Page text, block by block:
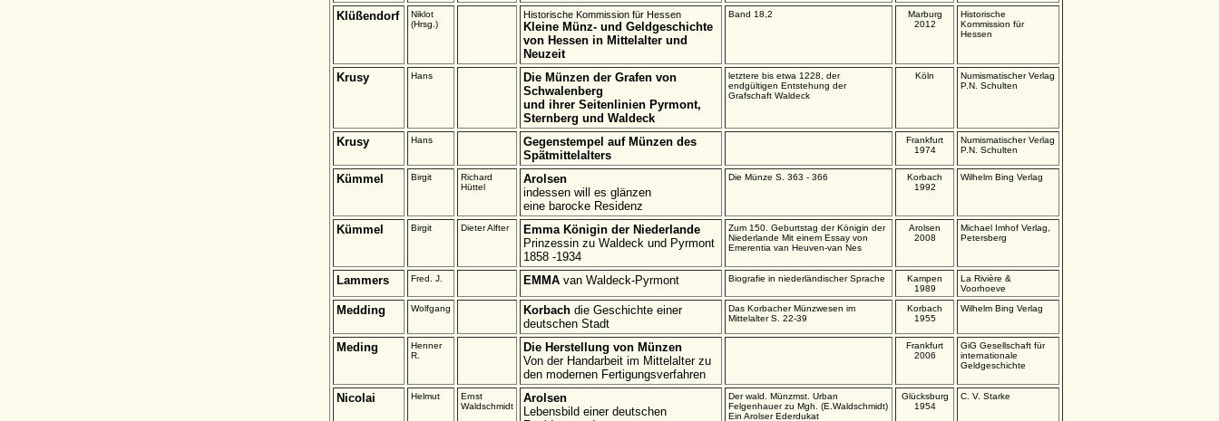
Klüßendorf
Niklot
(Hrsg.)
Historische Kommission für Hessen
Kleine Münz- und Geldgeschichte
von Hessen in Mittelalter und
Neuzeit
Band 18,2
Marburg
2012
Historische
Kommission für
Hessen
Krusy Hans
Die Münzen der Grafen von
Schwalenberg
und ihrer Seitenlinien Pyrmont,
Sternberg und Waldeck
letztere bis etwa 1228, der
endgültigen Entstehung der
Grafschaft Waldeck
Köln
Numismatischer Verlag
P.N. Schulten
Krusy Hans
Gegenstempel auf Münzen des
Spätmittelalters
Frankfurt
1974
Numismatischer Verlag
P.N. Schulten
Kümmel Birgit
Richard
Hüttel
Arolsen
indessen will es glänzen
eine barocke Residenz
Die Münze S. 363 - 366
Korbach
1992
Wilhelm Bing Verlag
Kümmel Birgit Dieter Alfter
Emma Königin der Niederlande
Prinzessin zu Waldeck und Pyrmont
1858 -1934
Zum 150. Geburtstag der Königin der
Niederlande Mit einem Essay von
Emerentia van Heuven-van Nes
Arolsen
2008
Michael Imhof Verlag,
Petersberg
Lammers Fred. J. EMMA van Waldeck-Pyrmont Biografie in niederländischer Sprache
Kampen
1989
La Rivière &
Voorhoeve
Medding Wolfgang Korbach die Geschichte einer
deutschen Stadt
Das Korbacher Münzwesen im
Mittelalter S. 22-39
Korbach
1955
Wilhelm Bing Verlag
Meding
Henner
R.
Die Herstellung von Münzen
Von der Handarbeit im Mittelalter zu
den modernen Fertigungsverfahren
Frankfurt
2006
GiG Gesellschaft für
internationale
Geldgeschichte
Nicolai Helmut
Ernst
Waldschmidt
Arolsen
Lebensbild einer deutschen
Der wald. Münzmst. Urban
Felgenhauer zu Mgh. (E.Waldschmidt)
Ein Arolser Ederdukat
Glücksburg
1954
C. V. Starke